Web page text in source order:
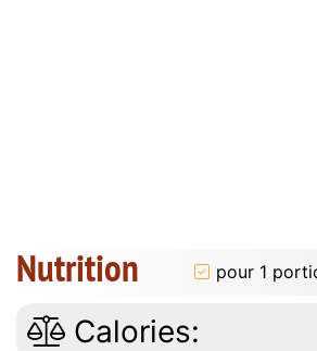
Nutrition pour 1
Calories: